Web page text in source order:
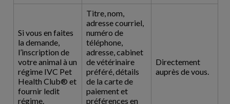
Si vous en faites
la demande,
l’inscription de
votre animal à un
régime IVC Pet
Health Club® et
fournir ledit
régime.
Titre, nom,
adresse courriel,
numéro de
téléphone,
adresse, cabinet
de vétérinaire
préféré, détails
de la carte de
paiement et
préférences en
Directement
auprès de vous.